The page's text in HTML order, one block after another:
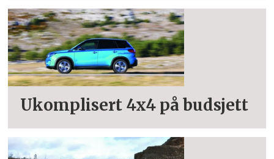
Ukomplisert 4x4 på budsjett